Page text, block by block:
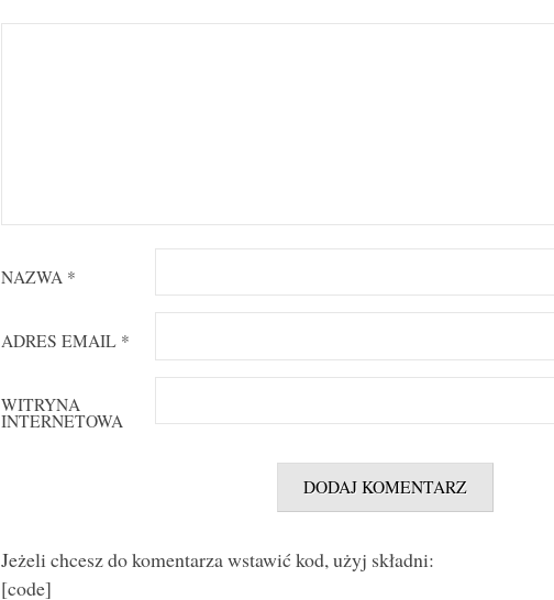
NAZWA *
ADRES EMAIL *
WITRYNA
INTERNETOWA
Jeżeli chcesz do komentarza wstawić kod, użyj składni:
[code]